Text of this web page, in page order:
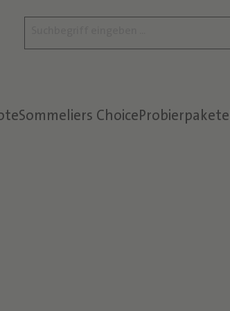
Sommeliers ChoiceProbierpakete